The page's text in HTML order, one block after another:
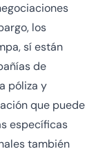
los
sí están
de
póliza y
que puede
específicas
también